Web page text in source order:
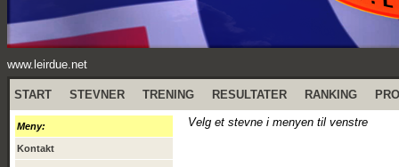
www.leirdue.net
START STEVNER TRENING RESULTATER RANKING
Meny:
Kontakt
Velg et stevne i menyen til venstre